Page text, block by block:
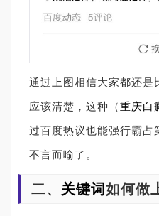
通过上图相信大家都还是
应该清楚，这种（重庆白
过百度热议也能强行霸占
不言而喻了。
二、 关键词如何做